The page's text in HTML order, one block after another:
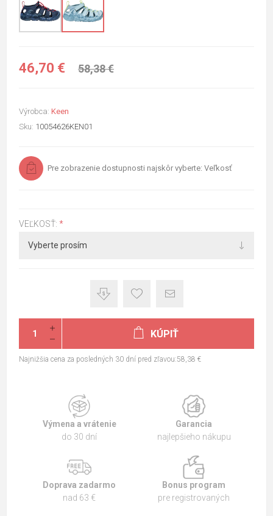
46,70 € 58,38 €
Výrobca: Keen
Sku: 10054626KEN01
Pre zobrazenie dostupnosti najskôr vyberte: Veľkosť
VEĽKOSŤ: *
KÚPIŤ
Najnižšia cena za posledných 30 dní pred zľavou:58,38 €
Výmena a vrátenie
do 30 dní
Garancia
najlepšieho nákupu
Doprava zadarmo
nad 63 €
Bonus program
pre registrovaných